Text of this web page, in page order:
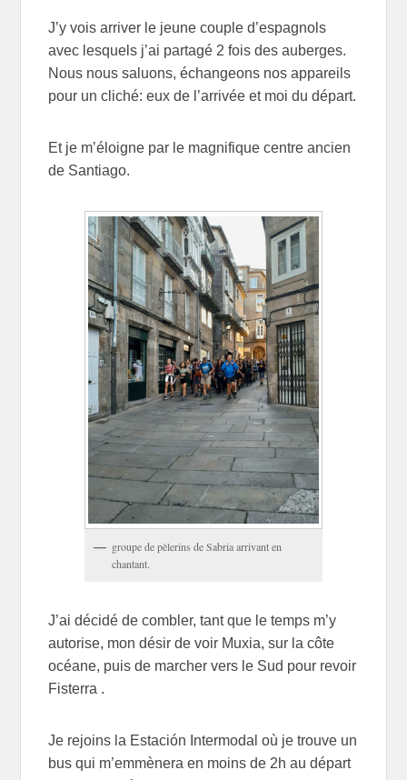
J’y vois arriver le jeune couple d’espagnols
avec lesquels j’ai partagé 2 fois des auberges.
Nous nous saluons, échangeons nos appareils
pour un cliché: eux de l’arrivée et moi du départ.
Et je m’éloigne par le magnifique centre ancien
de Santiago.
groupe de pèlerins de Sabria arrivant en
chantant.
J’ai décidé de combler, tant que le temps m’y
autorise, mon désir de voir Muxia, sur la côte
océane, puis de marcher vers le Sud pour revoir
Fisterra .
Je rejoins la Estación Intermodal où je trouve un
bus qui m’emmènera en moins de 2h au départ